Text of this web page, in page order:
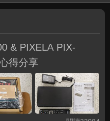
& PIXELA PIX-
得分享